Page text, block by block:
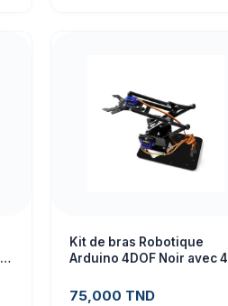
Kit de bras Robotique
Arduino 4DOF Noir avec 4
75,000 TND